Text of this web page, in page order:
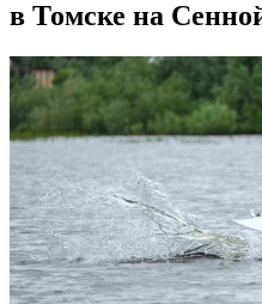
в Томске на